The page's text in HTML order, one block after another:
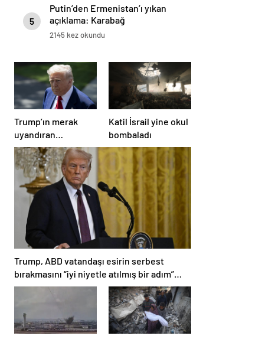
5
Putin’den Ermenistan’ı yıkan
açıklama: Karabağ
Azerbaycan’ın ayrılmaz bir
2145 kez okundu
Trump’ın merak
uyandıran
paylaşımının sağlık
sistemiyle ilgili
kararname olduğu
anlaşıldı
Katil İsrail yine okul
bombaladı
Trump, ABD vatandaşı esirin serbest
bırakmasını “iyi niyetle atılmış bir adım”
olarak değerlendirdi